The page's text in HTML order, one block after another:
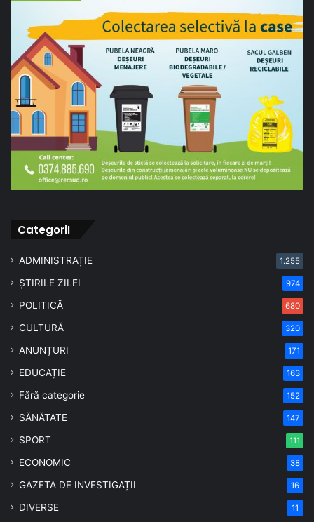
CategoriI
ADMINISTRAȚIE 1.255
ȘTIRILE ZILEI 974
POLITICĂ 680
CULTURĂ 320
ANUNȚURI 171
EDUCAȚIE 163
Fără categorie 152
SĂNĂTATE 147
SPORT 111
ECONOMIC 38
GAZETA DE INVESTIGAȚII 16
DIVERSE 11